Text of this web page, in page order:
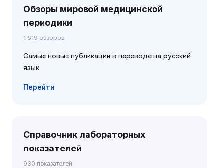
Обзоры мировой медицинской
периодики
1 619 обзоров
Самые новые публикации в переводе на русский
язык
Перейти
Справочник лабораторных
показателей
930 показателей